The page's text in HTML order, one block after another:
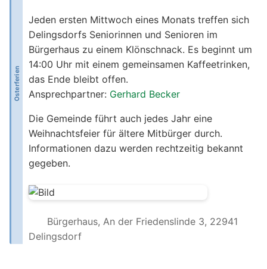
Osterferien
Jeden ersten Mittwoch eines Monats treffen sich
Delingsdorfs Seniorinnen und Senioren im
Bürgerhaus zu einem Klönschnack. Es beginnt um
14:00 Uhr mit einem gemeinsamen Kaffeetrinken,
das Ende bleibt offen.
Ansprechpartner: Gerhard Becker
Die Gemeinde führt auch jedes Jahr eine
Weihnachtsfeier für ältere Mitbürger durch.
Informationen dazu werden rechtzeitig bekannt
gegeben.
Bürgerhaus, An der Friedenslinde 3, 22941
Delingsdorf